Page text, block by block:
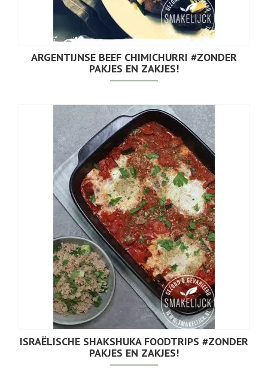
ARGENTIJNSE BEEF CHIMICHURRI #ZONDER
PAKJES EN ZAKJES!
ISRAËLISCHE SHAKSHUKA FOODTRIPS #ZONDER
PAKJES EN ZAKJES!